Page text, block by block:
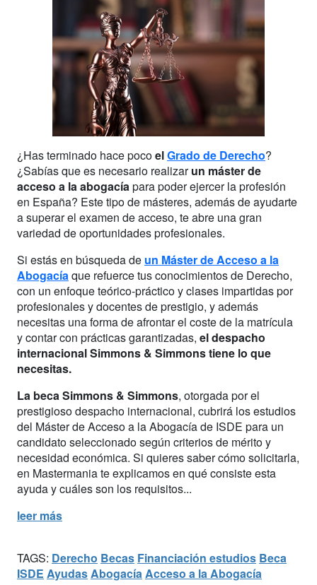
¿Has terminado hace pocoelGrado de Derecho?
¿Sabías que es necesario realizarun máster de
acceso a la abogacíapara poder ejercer la profesión
en España? Este tipo de másteres, además de ayudarte
a superar el examen de acceso, te abre una gran
variedad de oportunidades profesionales.
Si estás en búsqueda de un Máster de Acceso a la
Abogacíaque refuerce tus conocimientos de Derecho,
con un enfoque teórico-práctico y clases impartidas por
profesionales y docentes de prestigio, y además
necesitas una forma de afrontar el coste de la matrícula
y contar con prácticas garantizadas, el despacho
internacional Simmons & Simmons tiene lo que
necesitas.
La beca Simmons & Simmons, otorgada por el
prestigioso despacho internacional, cubrirá los estudios
del Máster de Acceso a la Abogacía de ISDE para un
candidato seleccionado según criterios de mérito y
necesidad económica. Si quieres saber cómo solicitarla,
en Mastermania te explicamos en qué consiste esta
ayuda y cuáles son los requisitos...
leer más
TAGS: Derecho Becas Financiación estudios Beca
ISDE AyudasAbogacíaAcceso a la Abogacía